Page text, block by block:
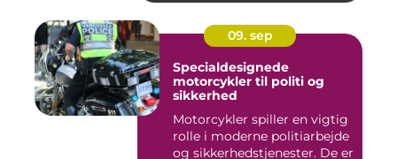
09. sep
Specialdesignede
motorcykler til politi og
sikkerhed
Motorcykler spiller en vigtig
rolle i moderne politiarbejde
og sikkerhedstjenester. De er